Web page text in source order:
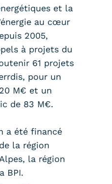
et la
au cœur
2005,
à projets du
61 projets
pour un
M€ et un
de 83 M€.
a été financé
la région
la région
BPI.